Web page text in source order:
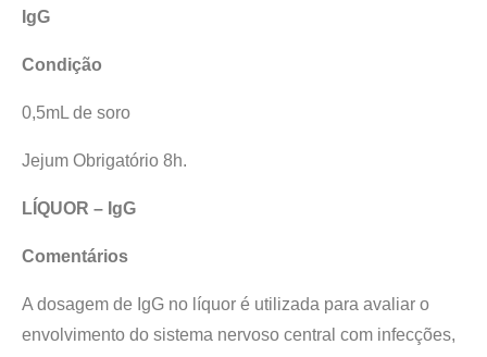
IgG
Condição
0,5mL de soro
Jejum Obrigatório 8h.
LÍQUOR – IgG
Comentários
A dosagem de IgG no líquor é utilizada para avaliar o
envolvimento do sistema nervoso central com infecções,